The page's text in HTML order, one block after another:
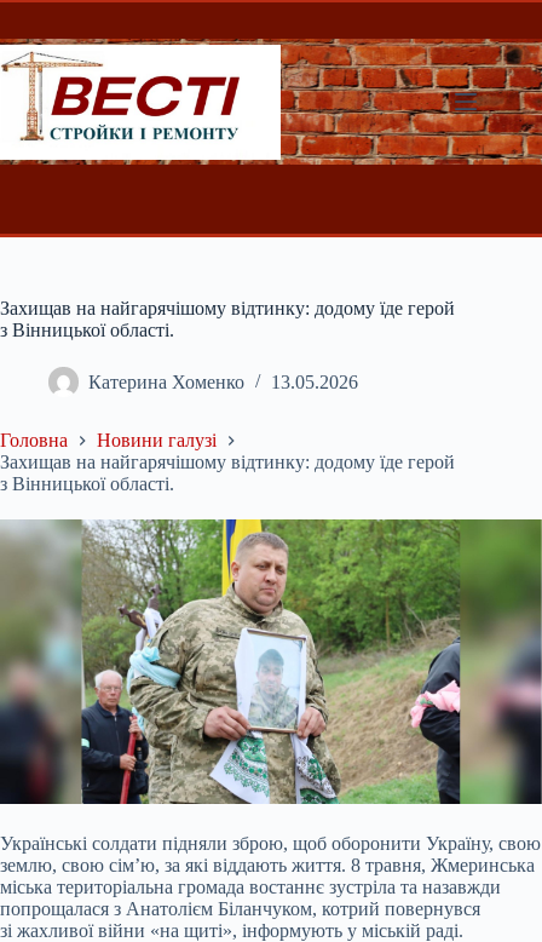
Перейти
вмісту
Захищав на найгарячішому відтинку: додому їде герой
з Вінницької області.
Катерина Хоменко 13.05.2026
Головна
Новини галузі
Захищав на найгарячішому відтинку: додому їде герой
з Вінницької області.
Українські солдати підняли зброю, щоб оборонити Україну, свою
землю, свою сім’ю, за які віддають життя. 8 травня, Жмеринська
міська територіальна громада востаннє зустріла та назавжди
попрощалася з Анатолієм Біланчуком, котрий повернувся
зі жахливої війни «на щиті», інформують у міській раді.